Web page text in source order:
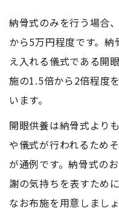
納骨式のみを行う場合
から5万円程度です。
え入れる儀式である開
施の1.5倍から2倍程度
います。
開眼供養は納骨式より
や儀式が行われるため
が通例です。納骨式の
謝の気持ちを表すため
なお布施を用意しましょ